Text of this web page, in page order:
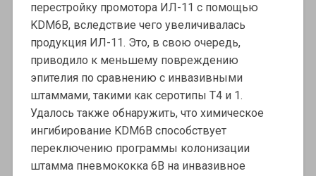
перестройку промотора ИЛ-11 с помощью
KDM6B, вследствие чего увеличивалась
продукция ИЛ-11. Это, в свою очередь,
приводило к меньшему повреждению
эпителия по сравнению с инвазивными
штаммами, такими как серотипы T4 и 1.
Удалось также обнаружить, что химическое
ингибирование KDM6B способствует
переключению программы колонизации
штамма пневмококка 6B на инвазивное